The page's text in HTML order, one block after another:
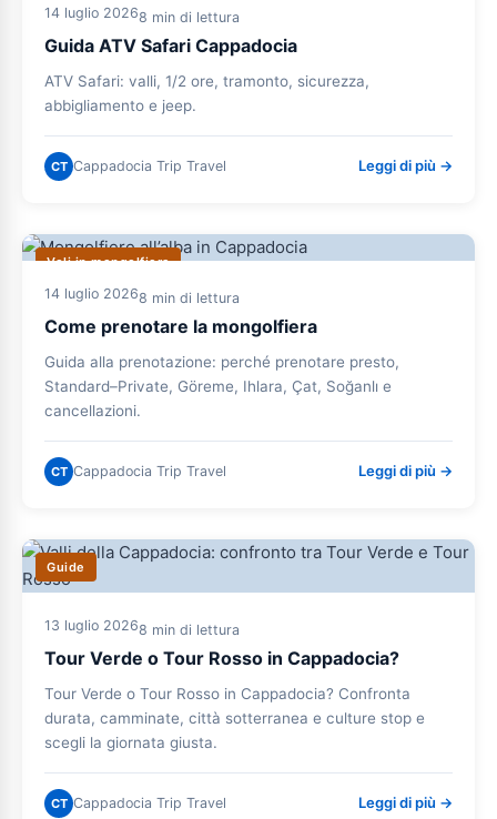
14 luglio 20268 min di lettura
Guida ATV Safari Cappadocia
ATV Safari: valli, 1/2 ore, tramonto, sicurezza,
abbigliamento e jeep.
CT Cappadocia Trip Travel Leggi di più →
Voli in mongolfiera
14 luglio 20268 min di lettura
Come prenotare la mongolfiera
Guida alla prenotazione: perché prenotare presto,
Standard–Private, Göreme, Ihlara, Çat, Soğanlı e
cancellazioni.
CT Cappadocia Trip Travel Leggi di più →
Guide
13 luglio 20268 min di lettura
Tour Verde o Tour Rosso in Cappadocia?
Tour Verde o Tour Rosso in Cappadocia? Confronta
durata, camminate, città sotterranea e culture stop e
scegli la giornata giusta.
CT Cappadocia Trip Travel Leggi di più →